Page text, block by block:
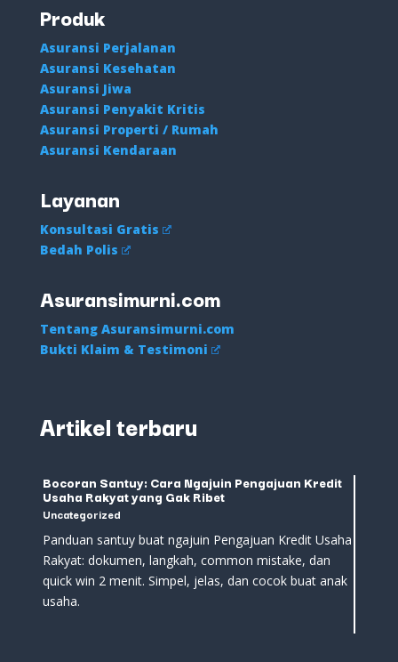
Produk
Asuransi Perjalanan
Asuransi Kesehatan
Asuransi Jiwa
Asuransi Penyakit Kritis
Asuransi Properti / Rumah
Asuransi Kendaraan
Layanan
Konsultasi Gratis
Bedah Polis
Asuransimurni.com
Tentang Asuransimurni.com
Bukti Klaim & Testimoni
Artikel terbaru
Bocoran Santuy: Cara Ngajuin Pengajuan Kredit
Usaha Rakyat yang Gak Ribet
Uncategorized
Panduan santuy buat ngajuin Pengajuan Kredit Usaha
Rakyat: dokumen, langkah, common mistake, dan
quick win 2 menit. Simpel, jelas, dan cocok buat anak
usaha.